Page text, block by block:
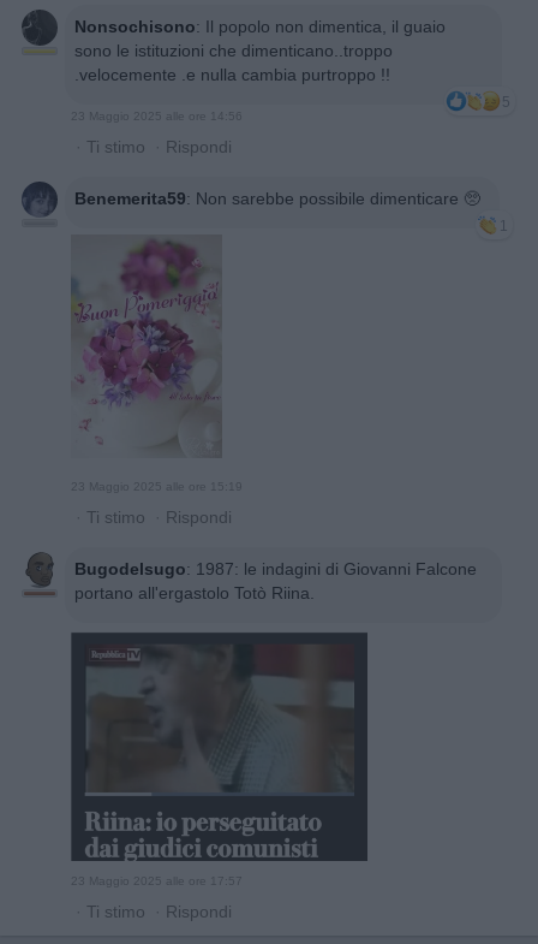
Nonsochisono: Il popolo non dimentica, il guaio
sono le istituzioni che dimenticano..troppo
.velocemente .e nulla cambia purtroppo !!
5
23 Maggio 2025 alle ore 14:56
· Ti stimo · Rispondi
Benemerita59: Non sarebbe possibile dimenticare 🥺
1
23 Maggio 2025 alle ore 15:19
· Ti stimo · Rispondi
Bugodelsugo: 1987: le indagini di Giovanni Falcone
portano all'ergastolo Totò Riina.
23 Maggio 2025 alle ore 17:57
· Ti stimo · Rispondi